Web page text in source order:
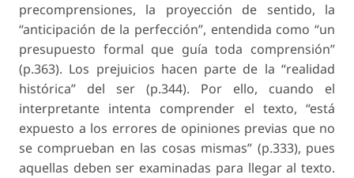
precomprensiones, la proyección de sentido, la
“anticipación de la perfección”, entendida como “un
presupuesto formal que guía toda comprensión”
(p.363). Los prejuicios hacen parte de la “realidad
histórica” del ser (p.344). Por ello, cuando el
interpretante intenta comprender el texto, “está
expuesto a los errores de opiniones previas que no
se comprueban en las cosas mismas” (p.333), pues
aquellas deben ser examinadas para llegar al texto.